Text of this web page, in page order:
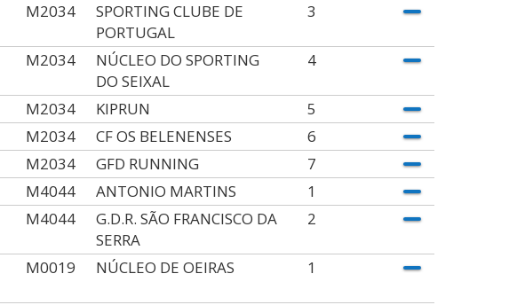
M2034
SPORTING CLUBE DE
PORTUGAL
3
M2034
NÚCLEO DO SPORTING
DO SEIXAL
4
M2034 KIPRUN
5
M2034 CF OS BELENENSES
6
M2034 GFD RUNNING
7
M4044 ANTONIO MARTINS
1
M4044
G.D.R. SÃO FRANCISCO DA
SERRA
2
M0019 NÚCLEO DE OEIRAS 1